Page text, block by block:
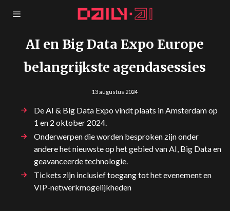
AI en Big Data Expo Europe
belangrijkste agendasessies
13 augustus 2024
De AI & Big Data Expo vindt plaats in Amsterdam op
1 en 2 oktober 2024.
Onderwerpen die worden besproken zijn onder
andere het nieuwste op het gebied van AI, Big Data en
geavanceerde technologie.
Tickets zijn inclusief toegang tot het evenement en
VIP-netwerkmogelijkheden